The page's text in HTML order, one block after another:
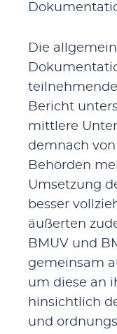
Die
Bericht
mittlere
demnach
Behörden
Umsetzung
besser
äußerten
BMUV und
gemeinsam
um diese an
hinsichtlich
und